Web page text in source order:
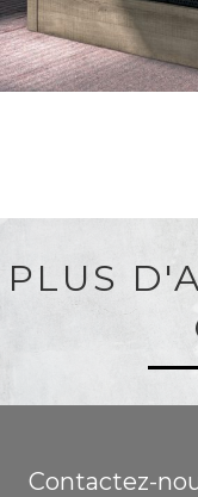
PLUS
Contactez-